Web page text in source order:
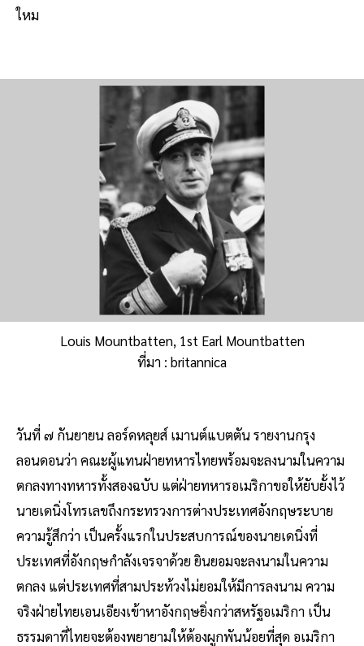
ใหม
Louis Mountbatten, 1st Earl Mountbatten
ที่มา : britannica
วันที่ ๗ กันยายน ลอร์ดหลุยส์ เมานต์แบตตัน รายงานกรุง
ลอนดอนว่า คณะผู้แทนฝ่ายทหารไทยพร้อมจะลงนามในความ
ตกลงทางทหารทั้งสองฉบับ แต่ฝ่ายทหารอเมริกาขอให้ยับยั้งไว้
นายเดนิ่งโทรเลขถึงกระทรวงการต่างประเทศอังกฤษระบาย
ความรู้สึกว่า เป็นครั้งแรกในประสบการณ์ของนายเดนิ่งที่
ประเทศที่อังกฤษกำลังเจรจาด้วย ยินยอมจะลงนามในความ
ตกลง แต่ประเทศที่สามประท้วงไม่ยอมให้มีการลงนาม ความ
จริงฝ่ายไทยเอนเอียงเข้าหาอังกฤษยิ่งกว่าสหรัฐอเมริกา เป็น
ธรรมดาที่ไทยจะต้องพยายามให้ต้องผูกพันน้อยที่สุด อเมริกา